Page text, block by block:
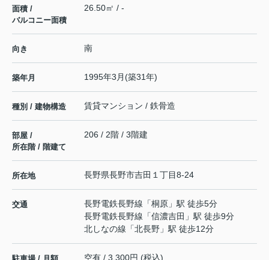
面積 /
バルコニー面積
26.50㎡ / -
向き 南
築年月 1995年3月(築31年)
種別 / 建物構造 賃貸マンション / 鉄骨造
部屋 /
所在階 / 階建て
206 / 2階 / 3階建
所在地 長野県長野市吉田 １丁目8-24
交通 長野電鉄長野線 「桐原 」駅 徒歩5分
長野電鉄長野線 「信濃吉田 」駅 徒歩9分
北しなの線 「北長野 」駅 徒歩12分
空有 / 3,300円 (税込)